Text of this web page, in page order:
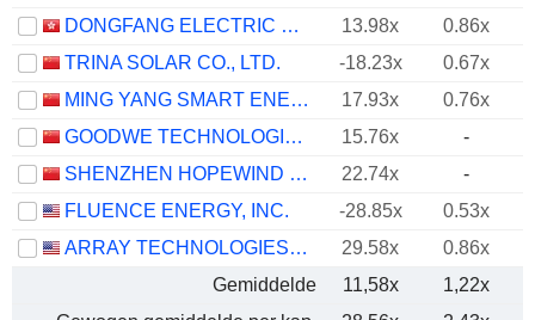
DONGFANG ELECTRIC CORPORATION LIMITED
13.98x 0.86x
TRINA SOLAR CO., LTD.
-18.23x
0.67x
MING YANG SMART ENERGY GROUP LIMITED
17.93x
0.76x
GOODWE TECHNOLOGIES CO., LTD.
15.76x
-
SHENZHEN HOPEWIND ELECTRIC CO., LTD.
22.74x
-
FLUENCE ENERGY, INC.
-28.85x 0.53x
ARRAY TECHNOLOGIES, INC.
29.58x
0.86x
Gemiddelde
11,58x
1,22x